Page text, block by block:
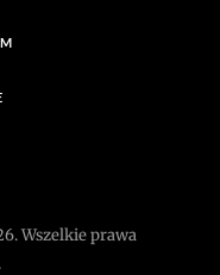
Wszelkie prawa